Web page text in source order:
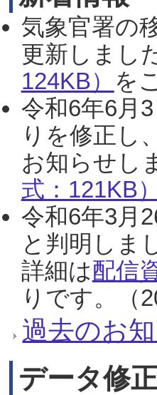
気象官署の
更新しまし
124KB） を
令和6年6月
りを修正し
お知らせし
式：121KB）
令和6年3月
と判明しま
詳細は配信
りです。（
過去のお
データ修